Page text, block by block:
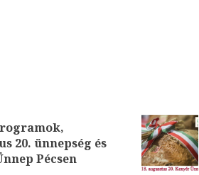
20. ünnepség és
Pécsen